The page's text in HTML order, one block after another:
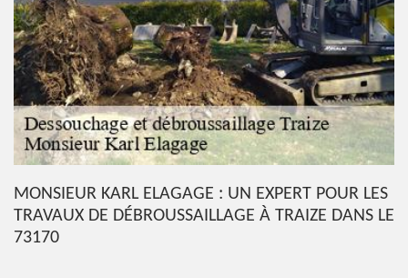
MONSIEUR KARL ELAGAGE : UN EXPERT POUR LES
TRAVAUX DE DÉBROUSSAILLAGE À TRAIZE DANS LE
73170